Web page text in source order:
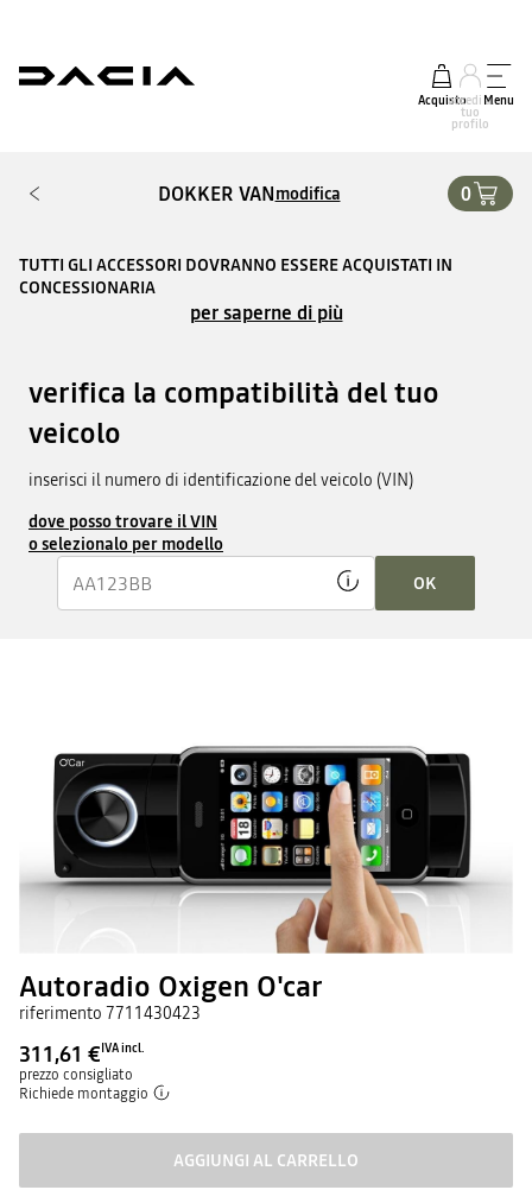
Acquistoaccedi al
tuo
profilo
Menu
DOKKER VANmodifica 0
TUTTI GLI ACCESSORI DOVRANNO ESSERE ACQUISTATI IN
CONCESSIONARIA
per saperne di più
verifica la compatibilità del tuo
veicolo
inserisci il numero di identificazione del veicolo (VIN)
dove posso trovare il VIN
o selezionalo per modello
OK
Autoradio Oxigen O'car
riferimento 7711430423
311,61 €IVA incl.
prezzo consigliato
Richiede montaggio
AGGIUNGI AL CARRELLO